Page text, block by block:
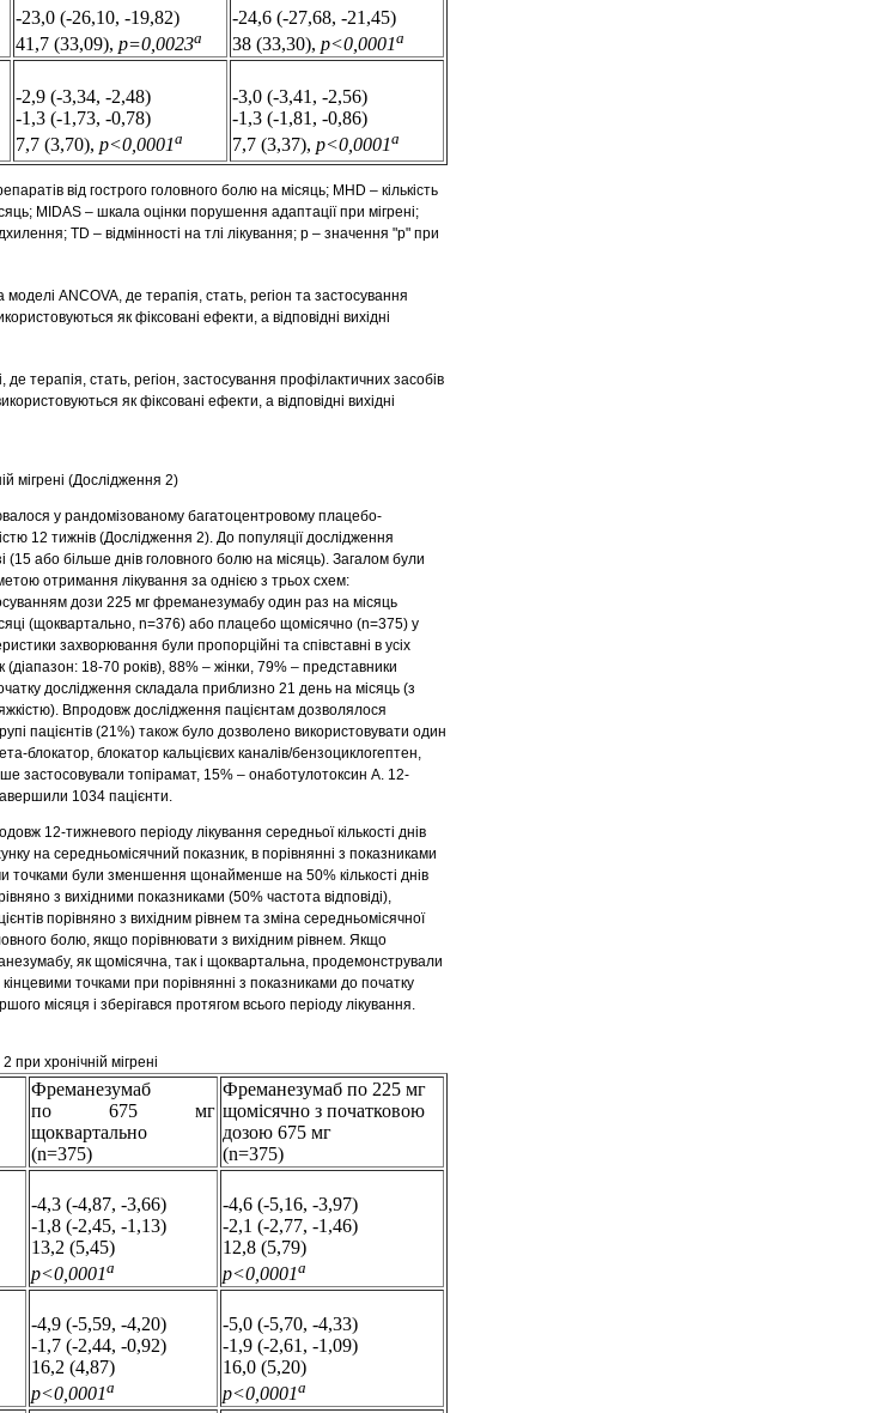
-23,0 (-26,10, -19,82)
41,7 (33,09), р=0,0023a
-24,6 (-27,68, -21,45)
38 (33,30), p<0,0001a
-2,9 (-3,34, -2,48)
-1,3 (-1,73, -0,78)
7,7 (3,70), р<0,0001a
-3,0 (-3,41, -2,56)
-1,3 (-1,81, -0,86)
7,7 (3,37), р<0,0001a
від гострого головного болю на місяць; MHD – кількість
MIDAS – шкала оцінки порушення адаптації при мігрені;
TD – відмінності на тлі лікування; p – значення "p" при
ANCOVA, де терапія, стать, регіон та застосування
як фіксовані ефекти, а відповідні вихідні
де терапія, стать, регіон, застосування профілактичних засобів
як фіксовані ефекти, а відповідні вихідні
мігрені (Дослідження 2)
у рандомізованому багатоцентровому плацебо-
12 тижнів (Дослідження 2). До популяції дослідження
(15 або більше днів головного болю на місяць). Загалом були
отримання лікування за однією з трьох схем:
дози 225 мг фреманезумабу один раз на місяць
(щоквартально, n=376) або плацебо щомісячно (n=375) у
захворювання були пропорційні та співставні в усіх
(діапазон: 18-70 років), 88% – жінки, 79% – представники
дослідження складала приблизно 21 день на місяць (з
Впродовж дослідження пацієнтам дозволялося
пацієнтів (21%) також було дозволено використовувати один
блокатор, блокатор кальцієвих каналів/бензоциклогептен,
застосовували топірамат, 15% – онаботулотоксин А. 12-
1034 пацієнти.
12-тижневого періоду лікування середньої кількості днів
на середньомісячний показник, в порівнянні з показниками
точками були зменшення щонайменше на 50% кількості днів
з вихідними показниками (50% частота відповіді),
порівняно з вихідним рівнем та зміна середньомісячної
болю, якщо порівнювати з вихідним рівнем. Якщо
як щомісячна, так і щоквартальна, продемонстрували
точками при порівнянні з показниками до початку
місяця і зберігався протягом всього періоду лікування.
при хронічній мігрені
Фреманезумаб
по 675 мг
щоквартально
(n=375)
Фреманезумаб по 225 мг
щомісячно з початковою
дозою 675 мг
(n=375)
-4,3 (-4,87, -3,66)
-1,8 (-2,45, -1,13)
13,2 (5,45)
р<0,0001a
-4,6 (-5,16, -3,97)
-2,1 (-2,77, -1,46)
12,8 (5,79)
р<0,0001a
-4,9 (-5,59, -4,20)
-1,7 (-2,44, -0,92)
16,2 (4,87)
р<0,0001a
-5,0 (-5,70, -4,33)
-1,9 (-2,61, -1,09)
16,0 (5,20)
р<0,0001a